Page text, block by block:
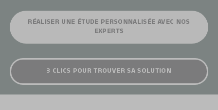
RÉALISER UNE ÉTUDE PERSONNALISÉE AVEC NOS
EXPERTS
3 CLICS POUR TROUVER SA SOLUTION